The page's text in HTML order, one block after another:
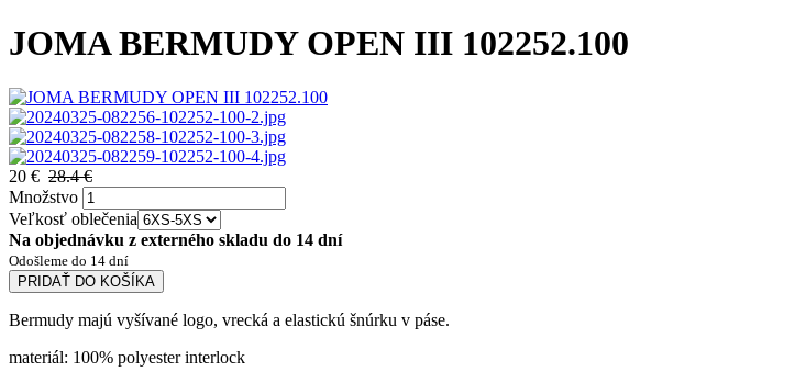
JOMA BERMUDY OPEN III 102252.100
20 € 28.4 €
Množstvo
Veľkosť oblečenia
Na objednávku z externého skladu do 14 dní
Odošleme do 14 dní
PRIDAŤ DO KOŠÍKA
Bermudy majú vyšívané logo, vrecká a elastickú šnúrku v páse.
materiál: 100% polyester interlock